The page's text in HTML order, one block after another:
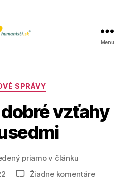
Menu
Kategórie
SPRÁVY
vzťahy
priamo v článku
Žiadne komentárena